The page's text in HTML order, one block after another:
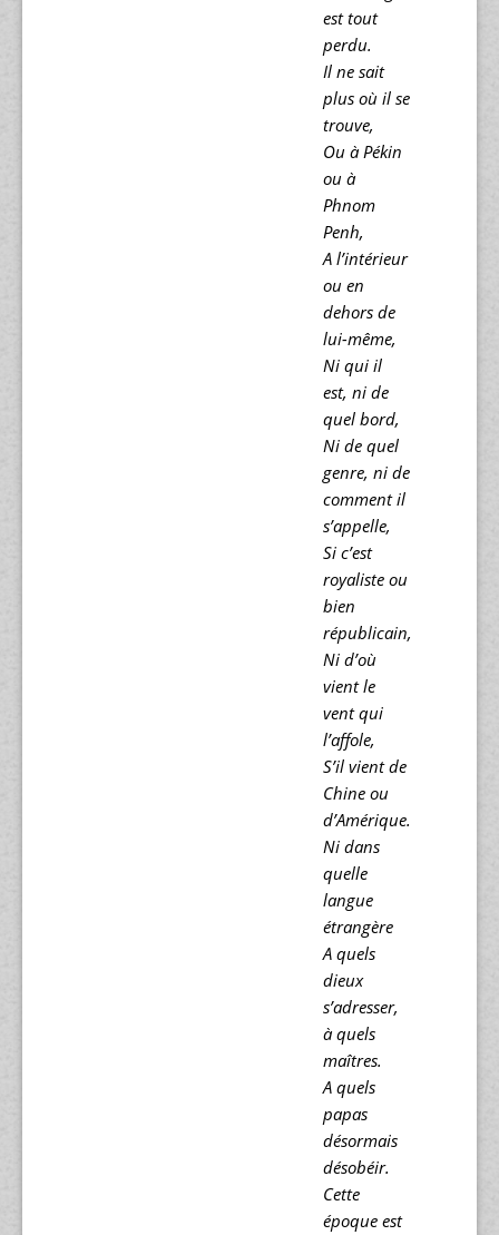
est tout
perdu.
Il ne sait
plus où il se
trouve,
Ou à Pékin
ou à
Phnom
Penh,
A l’intérieur
ou en
dehors de
lui-même,
Ni qui il
est, ni de
quel bord,
Ni de quel
genre, ni de
comment il
s’appelle,
Si c’est
royaliste ou
bien
républicain,
Ni d’où
vient le
vent qui
l’affole,
S’il vient de
Chine ou
d’Amérique.
Ni dans
quelle
langue
étrangère
A quels
dieux
s’adresser,
à quels
maîtres.
A quels
papas
désormais
désobéir.
Cette
époque est